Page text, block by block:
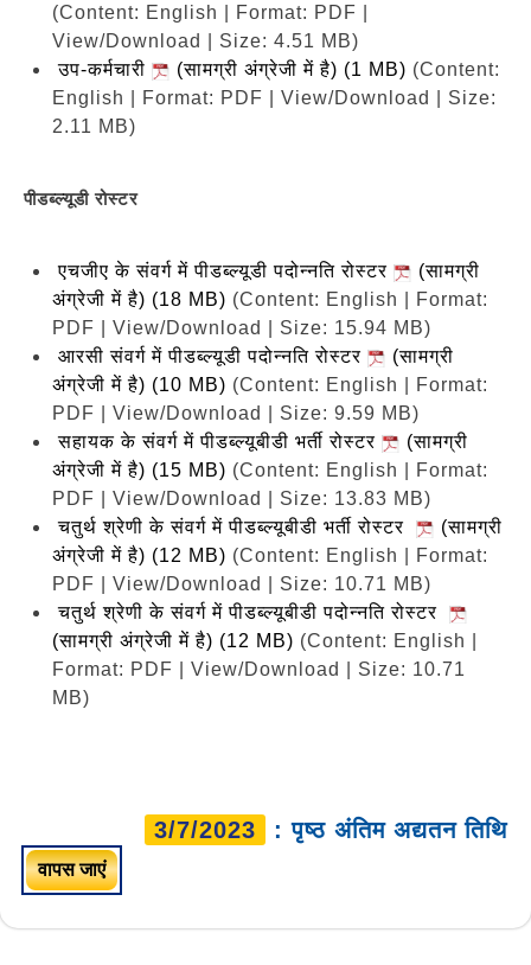
(Content: English | Format: PDF |
View/Download | Size: 4.51 MB)
उप-कर्मचारी
(सामग्री अंग्रेजी में है) (1 MB) (Content:
English | Format: PDF | View/Download | Size:
2.11 MB)
पीडब्ल्यूडी रोस्टर
एचजीए के संवर्ग में पीडब्ल्यूडी पदोन्नति रोस्टर
(सामग्री
अंग्रेजी में है) (18 MB) (Content: English | Format:
PDF | View/Download | Size: 15.94 MB)
आरसी संवर्ग में पीडब्ल्यूडी पदोन्नति रोस्टर
(सामग्री
अंग्रेजी में है) (10 MB) (Content: English | Format:
PDF | View/Download | Size: 9.59 MB)
सहायक के संवर्ग में पीडब्ल्यूबीडी भर्ती रोस्टर
(सामग्री
अंग्रेजी में है) (15 MB) (Content: English | Format:
PDF | View/Download | Size: 13.83 MB)
चतुर्थ श्रेणी के संवर्ग में पीडब्ल्यूबीडी भर्ती रोस्टर
(सामग्री
अंग्रेजी में है) (12 MB) (Content: English | Format:
PDF | View/Download | Size: 10.71 MB)
चतुर्थ श्रेणी के संवर्ग में पीडब्ल्यूबीडी पदोन्नति रोस्टर
(सामग्री अंग्रेजी में है) (12 MB) (Content: English |
Format: PDF | View/Download | Size: 10.71
MB)
3/7/2023 : पृष्ठ अंतिम अद्यतन तिथि
वापस जाएं